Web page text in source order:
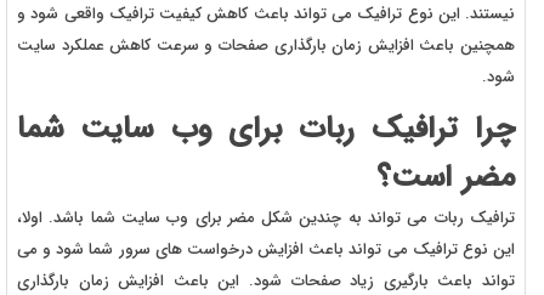
نیستند. این نوع ترافیک می تواند باعث کاهش کیفیت ترافیک واقعی شود و
همچنین باعث افزایش زمان بارگذاری صفحات و سرعت کاهش عملکرد سایت
شود.
چرا ترافیک ربات برای وب سایت شما
مضر است؟
ترافیک ربات می تواند به چندین شکل مضر برای وب سایت شما باشد. اولا،
این نوع ترافیک می تواند باعث افزایش درخواست های سرور شما شود و می
تواند باعث بارگیری زیاد صفحات شود. این باعث افزایش زمان بارگذاری